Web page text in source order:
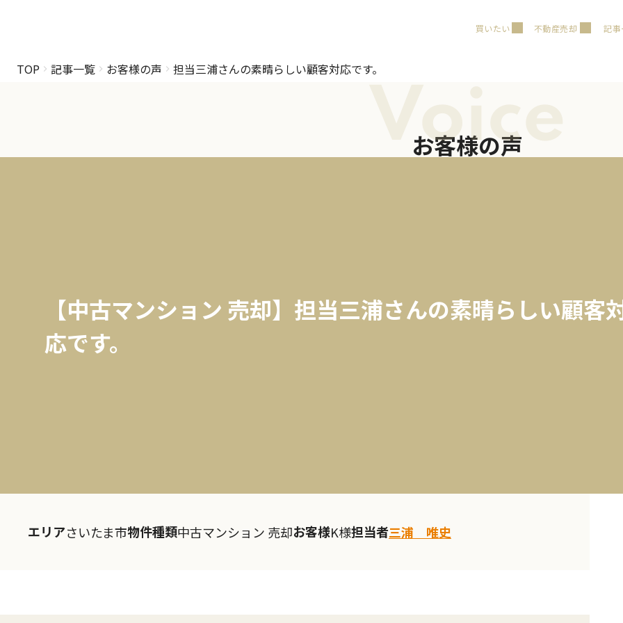
買いたい 不動産売却 記
TOP 記事一覧 お客様の声 担当三浦さんの素晴らしい顧客対応です。
Voice
お客様の声
【中古マンション 売却】担当三浦さんの素晴らしい顧客
応です。
エリアさいたま市物件種類中古マンション 売却お客様K様担当者三浦 唯史